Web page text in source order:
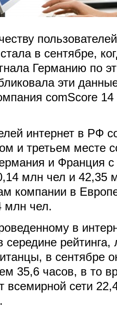
в сентябре,
Германию по
эти
comScore
интернет в РФ
и третьем месте
и Франция
млн чел и 42,35
компании в
млн чел.
в
середине рейтинга,
в сентябре
35,6 часов, в то
всемирной сети